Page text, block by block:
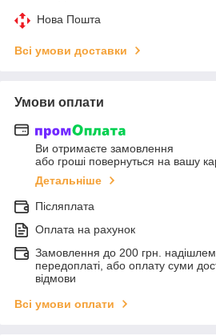
Нова Пошта
Всі умови доставки
Умови оплати
Ви отримаєте замовлення
або гроші повернуться на вашу
Детальніше
Післяплата
Оплата на рахунок
Замовлення до 200 грн.
передоплаті, або оплату суми
відмови
Всі умови оплати